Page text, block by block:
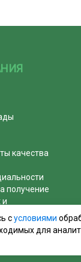
качества
получение
и
рассылок
покупают у
сусловиями
для